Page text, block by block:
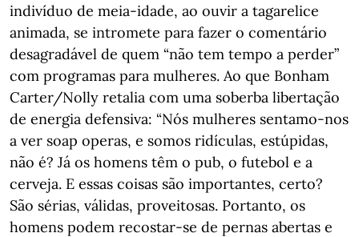
indivíduo de meia-idade, ao ouvir a tagarelice
animada, se intromete para fazer o comentário
desagradável de quem “não tem tempo a perder”
com programas para mulheres. Ao que Bonham
Carter/Nolly retalia com uma soberba libertação
de energia defensiva: “Nós mulheres sentamo-nos
a ver soap operas, e somos ridículas, estúpidas,
não é? Já os homens têm o pub, o futebol e a
cerveja. E essas coisas são importantes, certo?
São sérias, válidas, proveitosas. Portanto, os
homens podem recostar-se de pernas abertas e